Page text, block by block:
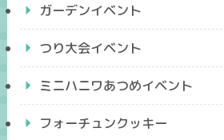
ガーデンイベント
つり大会イベント
ミニハニワあつめイベント
フォーチュンクッキー